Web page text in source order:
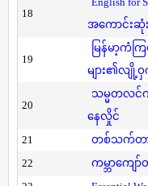
18
အကောင်းဆုံ
19
မြန်မာ့ကံက
များ၏လျို့
20
သမ္မတလင်ကွ
နေလှိုင်
21 တစ်သက်တာ
22
ကမ္ဘာကျေ